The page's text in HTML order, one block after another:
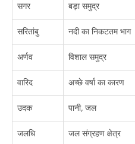
सगर बड़ा समुद्र
सरितांबु नदी का निकटतम भाग
अर्णव विशाल समुद्र
वारिद अच्छे वर्षा का कारण
उदक पानी, जल
जलधि जल संग्रहण क्षेत्र